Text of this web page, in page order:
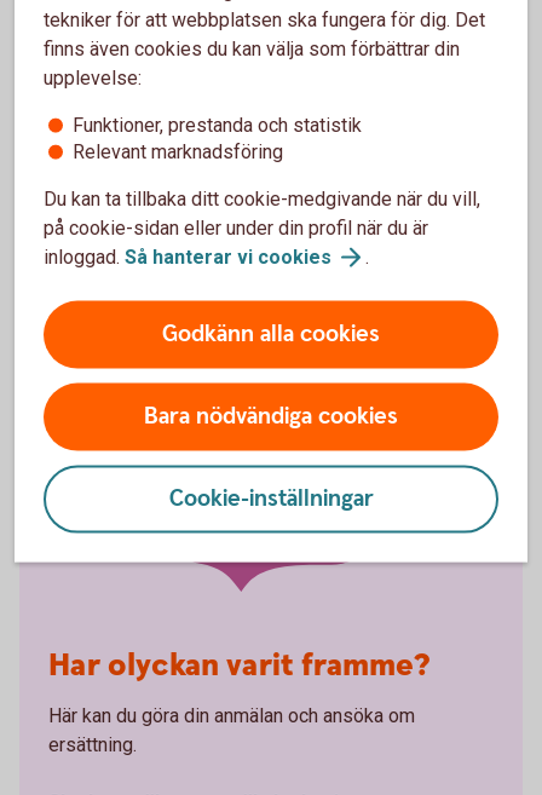
Produktfakta och villkor
Faktablad Gravidförsäkring (pdf)
Förköpsinformation Gravidförsäkring (pdf)
Villkor Gravidförsäkring (pdf)
Har olyckan varit framme?
Här kan du göra din anmälan och ansöka om
ersättning.
tekniker för att webbplatsen ska fungera för dig. Det
finns även cookies du kan välja som förbättrar din
upplevelse:
Funktioner, prestanda och statistik
Relevant marknadsföring
Du kan ta tillbaka ditt cookie-medgivande när du vill,
på cookie-sidan eller under din profil när du är
inloggad. Så hanterar vi cookies .
Godkänn alla cookies
Bara nödvändiga cookies
Cookie-inställningar